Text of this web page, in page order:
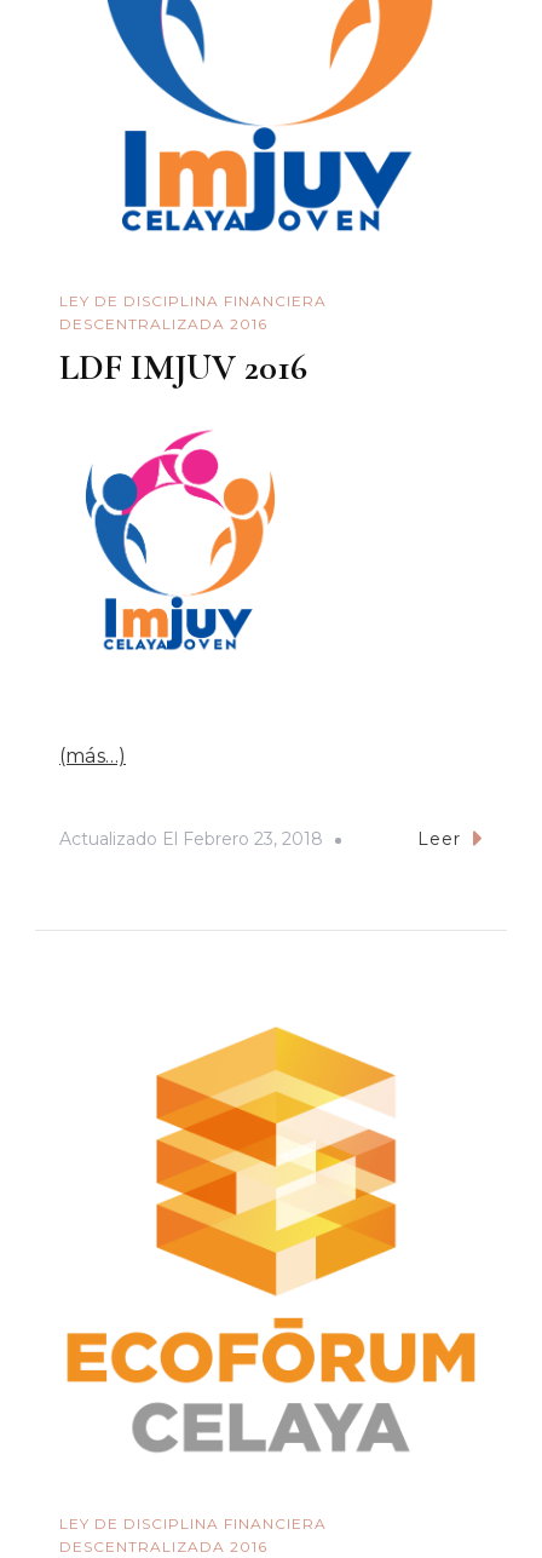
LEY DE DISCIPLINA FINANCIERA
DESCENTRALIZADA 2016
LDF IMJUV 2016
(más…)
Actualizado El Febrero 23, 2018 Leer
LEY DE DISCIPLINA FINANCIERA
DESCENTRALIZADA 2016